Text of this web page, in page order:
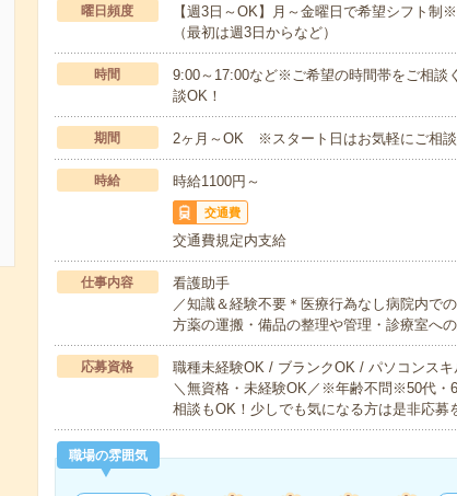
曜日頻度
【週3日～OK】月～金曜日で希望シフト制
（最初は週3日からなど）
時間
9:00～17:00など※ご希望の時間帯をご相談
談OK！
期間 2ヶ月～OK ※スタート日はお気軽にご相談
時給 時給1100円～
交通費
交通費規定内支給
仕事内容
看護助手
／知識＆経験不要＊医療行為なし病院内
方薬の運搬・備品の整理や管理・診療室へ
応募資格
職種未経験OK / ブランクOK / パソコンス
＼無資格・未経験OK／※年齢不問※50代・
相談もOK！少しでも気になる方は是非応
職場の雰囲気